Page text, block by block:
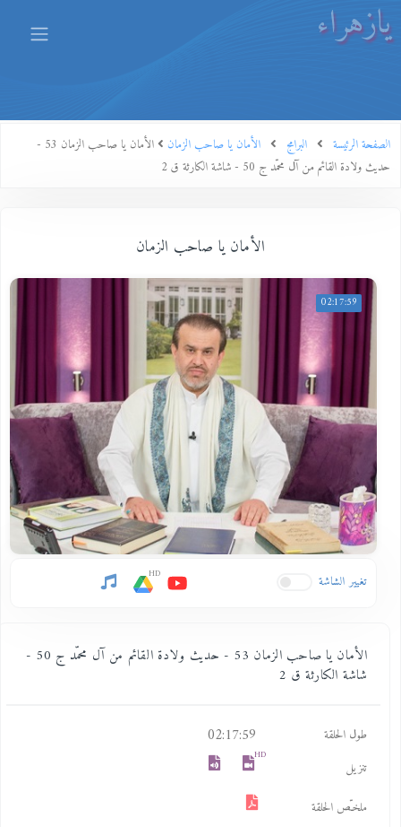
يازهراء
الصفحة الرئيسة البرامج الأمان يا صاحب الزمان
الأمان يا صاحب الزمان 53 -
حديث ولادة القائم من آل محمّد ج 50 - شاشة الكارثة ق 2
الأمان يا صاحب الزمان
02:17:59
تغيير الشاشة HD
الأمان يا صاحب الزمان 53 - حديث ولادة القائم من آل محمّد ج 50 -
شاشة الكارثة ق 2
طول الحلقة 02:17:59
تنزيل
HD
ملخـّص الحلقة